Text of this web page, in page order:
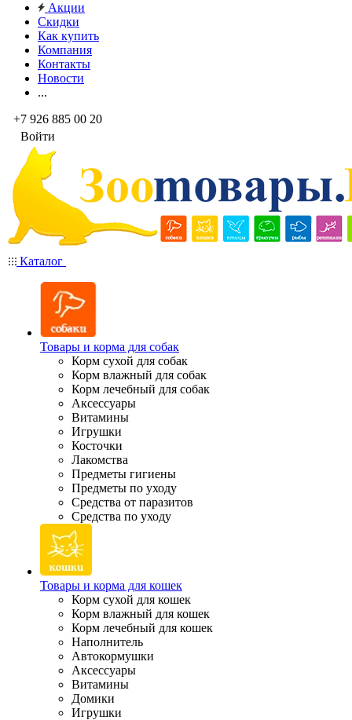
Акции
Скидки
Как купить
Компания
Контакты
Новости
...
+7 926 885 00 20
Войти
Каталог
Товары и корма для собак
Корм сухой для собак
Корм влажный для собак
Корм лечебный для собак
Аксессуары
Витамины
Игрушки
Косточки
Лакомства
Предметы гигиены
Предметы по уходу
Средства от паразитов
Средства по уходу
Товары и корма для кошек
Корм сухой для кошек
Корм влажный для кошек
Корм лечебный для кошек
Наполнитель
Автокормушки
Аксессуары
Витамины
Домики
Игрушки